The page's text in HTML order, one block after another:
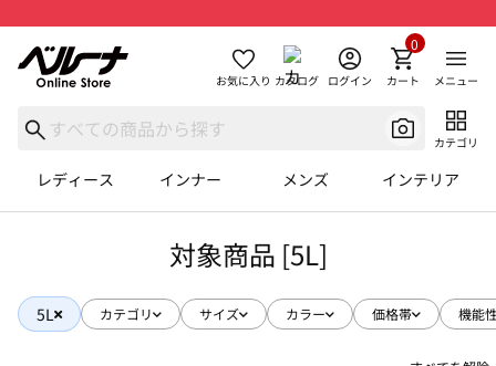
お気に入り カタログ ログイン カート
0
メニュー
カテゴリ
レディース インナー メンズ インテリア
対象商品 [5L]
5L カテゴリ サイズ カラー 価格帯 機能